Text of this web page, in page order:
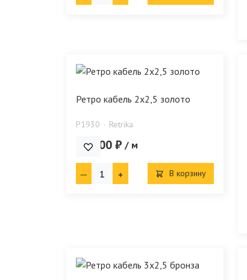
Ретро кабель 2х2,5 золото
P1930 Retrika
163.00 ₽ / м
В корзину